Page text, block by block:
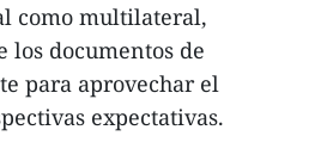
como multilateral,
los documentos de
para aprovechar el
expectativas.